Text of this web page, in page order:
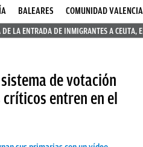
BALEARES
COMUNIDAD
LA ENTRADA DE INMIGRANTES A CEUTA,
de votación
entren en el